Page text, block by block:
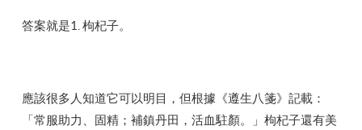
答案就是1. 枸杞子。
應該很多人知道它可以明目，但根據《遵生八箋》記載：
「常服助力、固精；補鎮丹田，活血駐顏。」枸杞子還有美